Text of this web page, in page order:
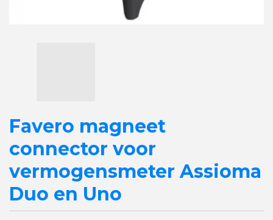
Favero magneet
connector voor
vermogensmeter Assioma
Duo en Uno